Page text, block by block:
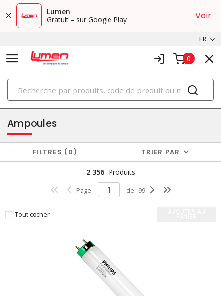
Lumen
Gratuit – sur Google Play
Voir
FR
0
PRODUITS
éclairage
Ampoules
FILTRES 0 TRIER PAR
2 356 Produits
Page de 99
Tout cocher